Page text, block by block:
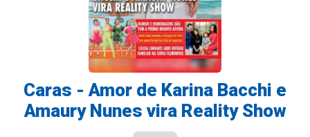
Caras - Amor de Karina Bacchi e
Amaury Nunes vira Reality Show